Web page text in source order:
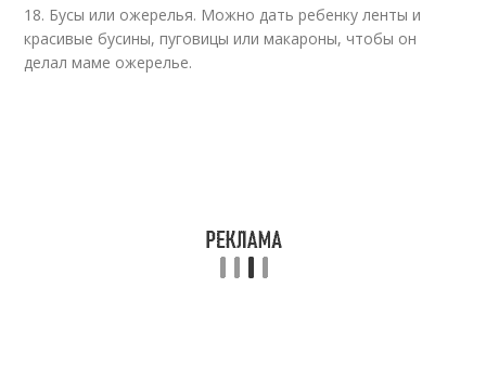
18. Бусы или ожерелья. Можно дать ребенку ленты и
красивые бусины, пуговицы или макароны, чтобы он
делал маме ожерелье.